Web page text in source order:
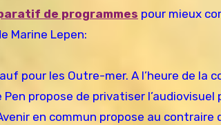
de programmes pour mieux
Marine Lepen:
pour les Outre-mer. A l’heure de la
propose de privatiser
en commun propose au contraire